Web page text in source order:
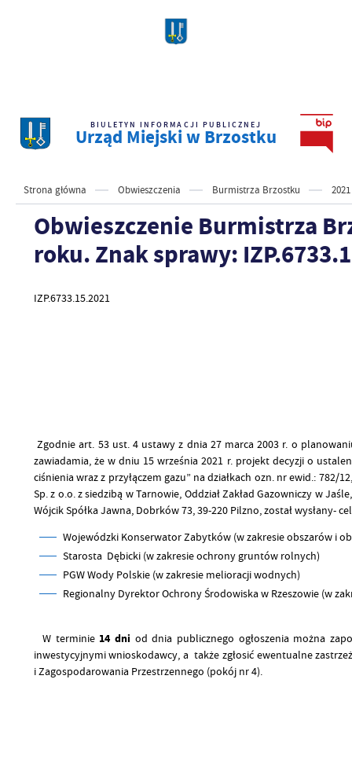
BIULETYN INFORMACJI PUBLICZNEJ
Urząd Miejski w Brzostku
Strona główna Obwieszczenia Burmistrza Brzostku 2021
Obwieszczenie Burmistrza
roku. Znak sprawy:
IZP.6733.15.2021
Zgodnie art. 53 ust. 4 ustawy z dnia 27 marca 2003 r. o
zawiadamia, że w dniu 15 września 2021 r. projekt decyzji o
ciśnienia wraz z przyłączem gazu” na działkach ozn. nr ewid.: 782/
Sp. z o.o. z siedzibą w Tarnowie, Oddział Zakład Gazowniczy w
Wójcik Spółka Jawna, Dobrków 73, 39-220 Pilzno, został wysłany-
Wojewódzki Konserwator Zabytków (w zakresie obszarów i
Starosta Dębicki (w zakresie ochrony gruntów rolnych)
PGW Wody Polskie (w zakresie melioracji wodnych)
Regionalny Dyrektor Ochrony Środowiska w Rzeszowie (w
W terminie 14 dni od dnia publicznego ogłoszenia można
inwestycyjnymi wnioskodawcy, a także zgłosić ewentualne
i Zagospodarowania Przestrzennego (pokój nr 4).